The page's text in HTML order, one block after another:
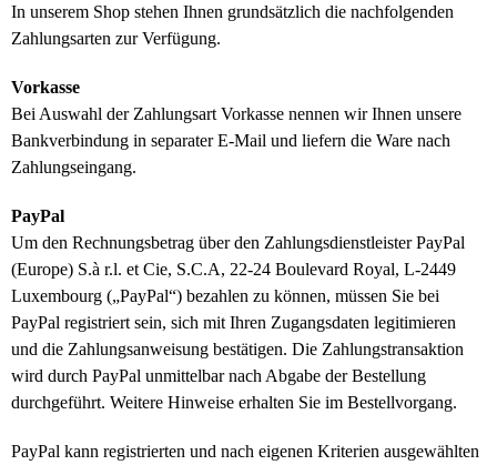
In unserem Shop stehen Ihnen grundsätzlich die nachfolgenden
Zahlungsarten zur Verfügung.
Vorkasse
Bei Auswahl der Zahlungsart Vorkasse nennen wir Ihnen unsere
Bankverbindung in separater E-Mail und liefern die Ware nach
Zahlungseingang.
PayPal
Um den Rechnungsbetrag über den Zahlungsdienstleister PayPal
(Europe) S.à r.l. et Cie, S.C.A, 22-24 Boulevard Royal, L-2449
Luxembourg („PayPal“) bezahlen zu können, müssen Sie bei
PayPal registriert sein, sich mit Ihren Zugangsdaten legitimieren
und die Zahlungsanweisung bestätigen. Die Zahlungstransaktion
wird durch PayPal unmittelbar nach Abgabe der Bestellung
durchgeführt. Weitere Hinweise erhalten Sie im Bestellvorgang.
PayPal kann registrierten und nach eigenen Kriterien ausgewählten